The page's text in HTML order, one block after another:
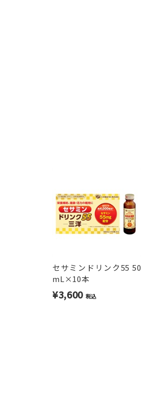
すっきりと
コンパクト
セサミンドリンク55 50
mL×10本
¥3,600 税込